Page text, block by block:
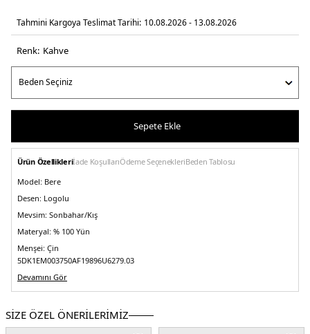
Tahmini Kargoya Teslimat Tarihi: 10.08.2026 - 13.08.2026
Renk: kahve
Sepete Ekle
Ürün Özellikleriİade KoşullarıÖdeme SeçenekleriBeden Tablosu
Model: Bere
Desen: Logolu
Mevsim: Sonbahar/Kış
Materyal: % 100 Yün
Menşei: Çin
5DK1EM003750AF19896U6279.03
Devamını Gör
SİZE ÖZEL ÖNERİLERİMİZ